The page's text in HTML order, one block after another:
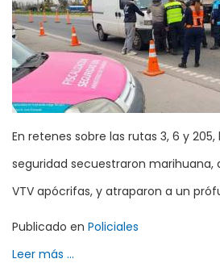
En retenes sobre las rutas 3, 6 y
seguridad secuestraron
VTV apócrifas, y atraparon a un
Publicado en Policiales
Leer más ...